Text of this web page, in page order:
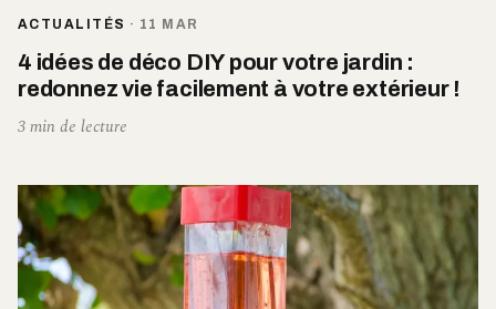
ACTUALITÉS · 11 MAR
4 idées de déco DIY pour votre jardin :
redonnez vie facilement à votre extérieur !
3 min de lecture